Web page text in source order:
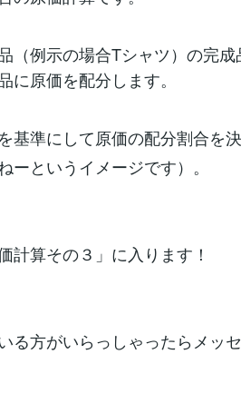
（例示の場合Tシャツ）の完成
原価を配分します。
基準にして原価の配分割合を
ーというイメージです）。
計算その３」に入ります！
る方がいらっしゃったらメッ